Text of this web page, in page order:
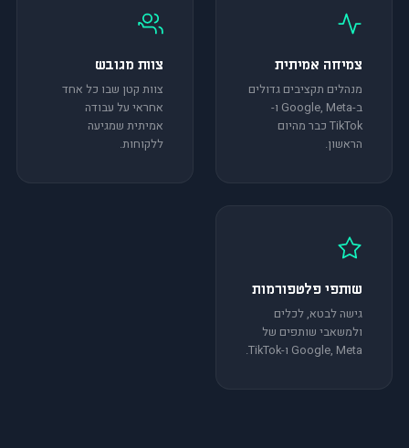
צמיחה אמיתית
מנהלים תקציבים גדולים
ב-Google, Meta ו-
TikTok כבר מהיום
הראשון.
צוות מגובש
צוות קטן שבו כל אחד
אחראי על עבודה
אמיתית שמגיעה
ללקוחות.
שותפי פלטפורמות
גישה לבטא, לכלים
ולמשאבי שותפים של
Google, Meta ו-TikTok.